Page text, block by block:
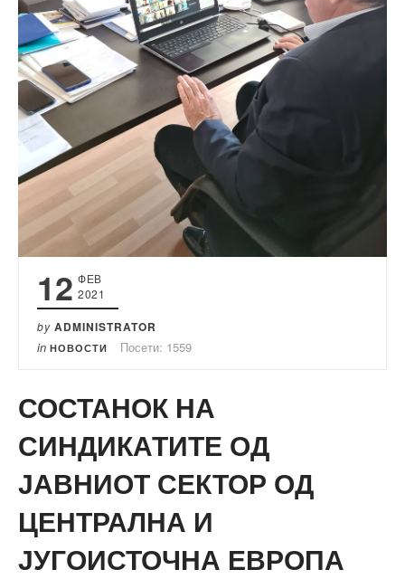
12 ФЕВ
2021
by ADMINISTRATOR
in НОВОСТИ Посети: 1559
СОСТАНОК НА
СИНДИКАТИТЕ ОД
ЈАВНИОТ СЕКТОР ОД
ЦЕНТРАЛНА И
ЈУГОИСТОЧНА ЕВРОПА